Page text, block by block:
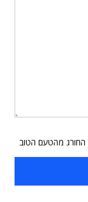
החורג מהטעם הטוב